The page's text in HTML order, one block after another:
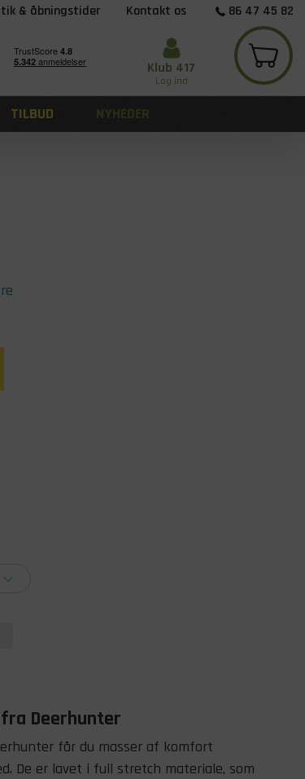
& åbningstider Kontakt os
86 47 45 82
Klub 417
Log ind
TILBUD NYHEDER
Deerhunter
får du masser af komfort
De er lavet i full stretch materiale, som